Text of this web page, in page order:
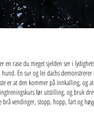
en rase du meget sjelden ser i
En sur og lei dachs
er at den kommer på innkalling, og
før utstilling, og bruk
brå vendinger, stopp, hopp, fart og